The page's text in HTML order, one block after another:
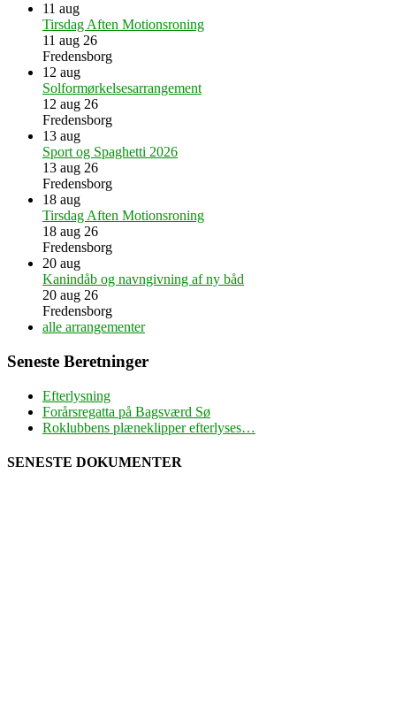
11 aug
Tirsdag Aften Motionsroning
11 aug 26
Fredensborg
12 aug
Solformørkelsesarrangement
12 aug 26
Fredensborg
13 aug
Sport og Spaghetti 2026
13 aug 26
Fredensborg
18 aug
Tirsdag Aften Motionsroning
18 aug 26
Fredensborg
20 aug
Kanindåb og navngivning af ny båd
20 aug 26
Fredensborg
alle arrangementer
Seneste Beretninger
Efterlysning
Forårsregatta på Bagsværd Sø
Roklubbens plæneklipper efterlyses…
SENESTE DOKUMENTER